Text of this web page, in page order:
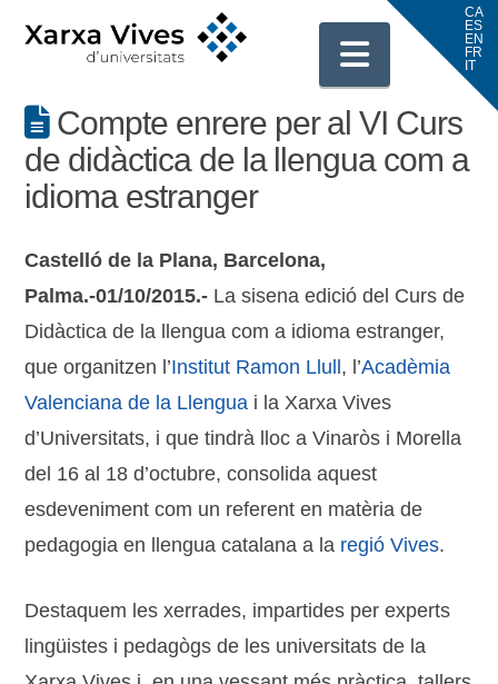
Compte enrere per al VI Curs
de didàctica de la llengua com a
idioma estranger
Castelló de la Plana, Barcelona,
Palma.-01/10/2015.- La sisena edició del Curs de
Didàctica de la llengua com a idioma estranger,
que organitzen l’Institut Ramon Llull , l’Acadèmia
Valenciana de la Llengua i la Xarxa Vives
d’Universitats, i que tindrà lloc a Vinaròs i Morella
del 16 al 18 d’octubre, consolida aquest
esdeveniment com un referent en matèria de
pedagogia en llengua catalana a la regió Vives.
Destaquem les xerrades, impartides per experts
lingüistes i pedagògs de les universitats de la